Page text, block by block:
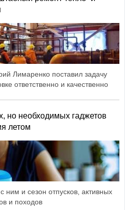
Лимаренко поставил задачу
ответственно и качественно
но необходимых гаджетов
летом
ним и сезон отпусков, активных
и походов